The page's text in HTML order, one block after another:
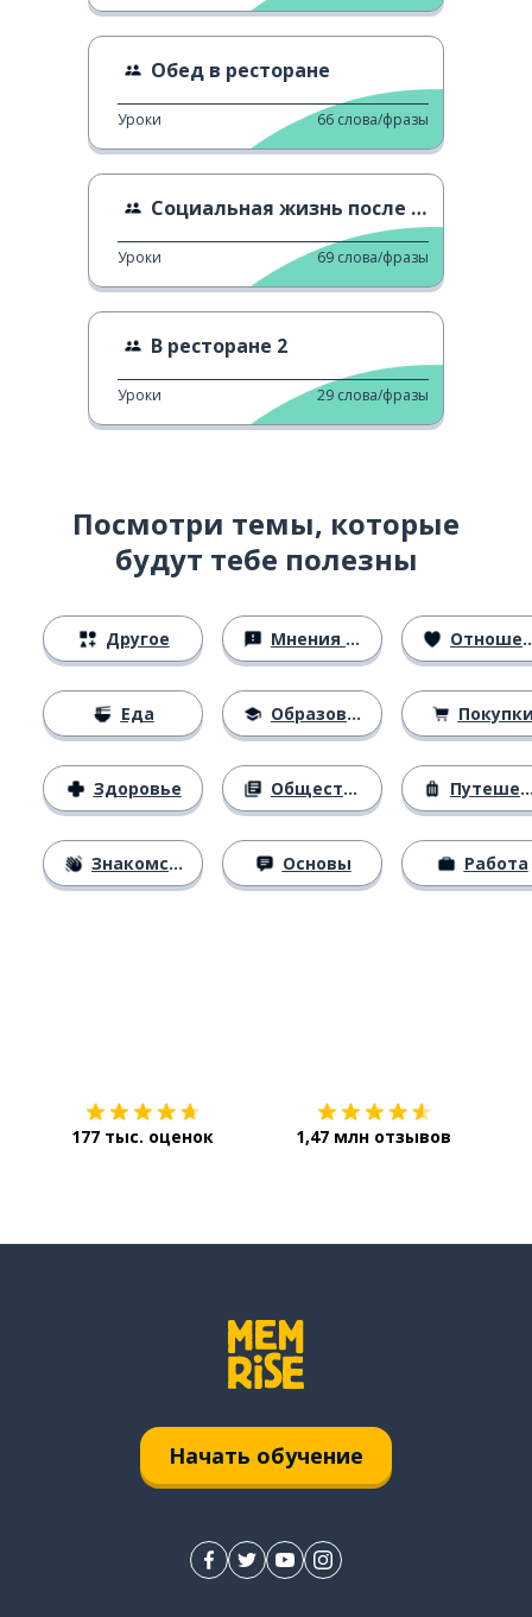
Обед в ресторане
Уроки 66 слова/фразы
Социальная жизнь после Covid
Уроки 69 слова/фразы
В ресторане 2
Уроки 29 слова/фразы
Посмотри темы, которые
будут тебе полезны
Другое
Еда
Здоровье
Знакомство
Мнения и убеждения
Образование
Общество
Основы
Отношения
Путешествия
Работа
177 тыс. оценок 1,47 млн отзывов
Начать обучение